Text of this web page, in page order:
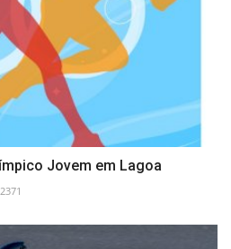
Jovem em Lagoa
2371